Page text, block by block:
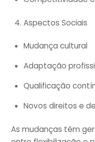
Aspectos Sociais
Mudança cultural
Adaptação
Qualificação
Novos direitos e
As mudanças têm